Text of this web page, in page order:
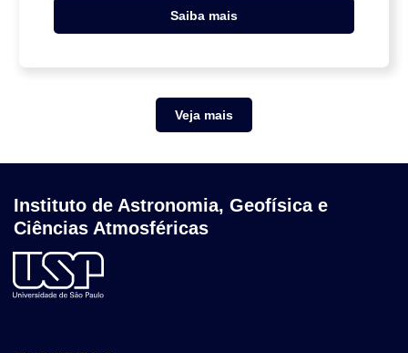
Saiba mais
Veja mais
Instituto de Astronomia, Geofísica e
Ciências Atmosféricas